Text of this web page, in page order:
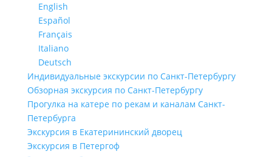
English
Español
Français
Italiano
Deutsch
Индивидуальные экскурсии по Санкт-Петербургу
Обзорная экскурсия по Санкт-Петербургу
Прогулка на катере по рекам и каналам Санкт-
Петербурга
Экскурсия в Екатерининский дворец
Экскурсия в Петергоф